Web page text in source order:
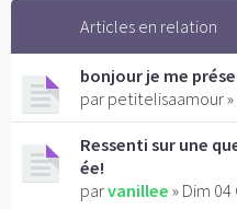
Articles en relation
bonjour je me
par petitelisaamour »
Ressenti sur une
ée!
parvanillee » Dim